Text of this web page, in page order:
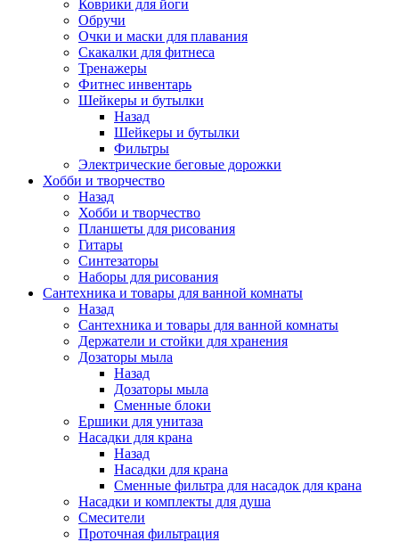
Коврики для йоги
Обручи
Очки и маски для плавания
Скакалки для фитнеса
Тренажеры
Фитнес инвентарь
Шейкеры и бутылки
Назад
Шейкеры и бутылки
Фильтры
Электрические беговые дорожки
Хобби и творчество
Назад
Хобби и творчество
Планшеты для рисования
Гитары
Синтезаторы
Наборы для рисования
Сантехника и товары для ванной комнаты
Назад
Сантехника и товары для ванной комнаты
Держатели и стойки для хранения
Дозаторы мыла
Назад
Дозаторы мыла
Сменные блоки
Ершики для унитаза
Насадки для крана
Назад
Насадки для крана
Сменные фильтра для насадок для крана
Насадки и комплекты для душа
Смесители
Проточная фильтрация